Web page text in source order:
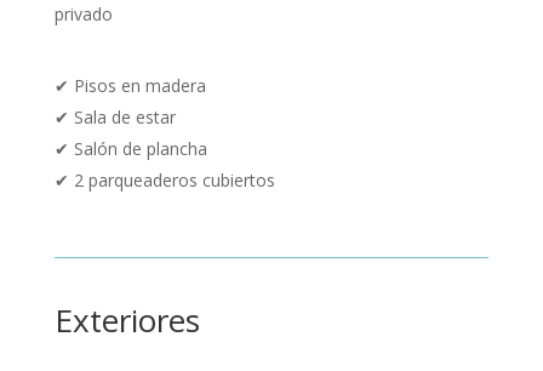
privado
✔ Pisos en madera
✔ Sala de estar
✔ Salón de plancha
✔ 2 parqueaderos cubiertos
Exteriores